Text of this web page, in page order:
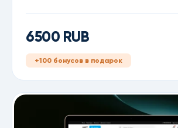
6500 RUB
+100 бонусов в подарок